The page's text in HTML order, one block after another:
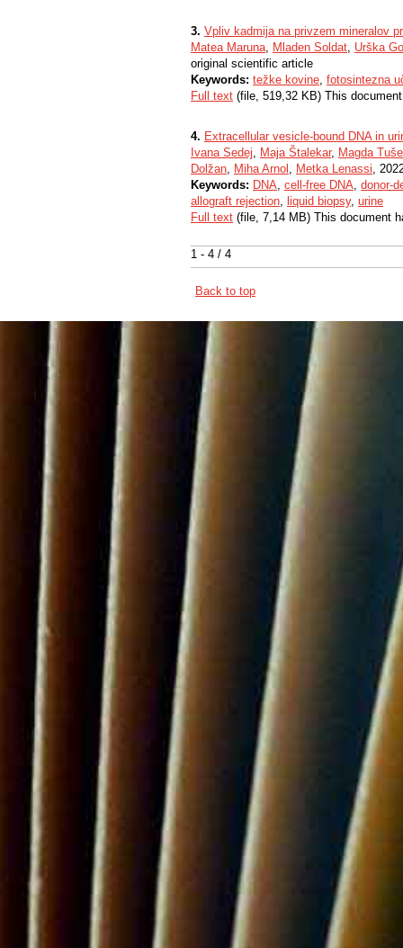
1 - 4 / 4
3. Vpliv kadmija na privzem mineralov
Matea Maruna, Mladen Soldat, Urška
original scientific article
Keywords: težke kovine, fotosintezna
Full text (file, 519,32 KB) This
4. Extracellular vesicle-bound DNA in
Ivana Sedej, Maja Štalekar, Magda
Dolžan, Miha Arnol , Metka Lenassi,
Keywords: DNA, cell-free DNA, donor-
allograft rejection, liquid biopsy, urine
Full text (file, 7,14 MB) This document
Back to top